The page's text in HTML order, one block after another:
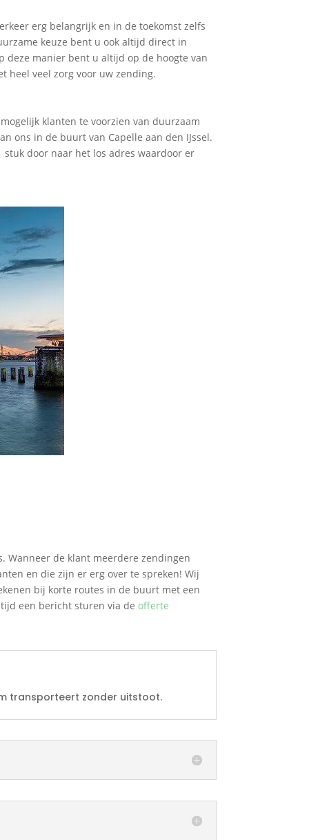
erg belangrijk en in de toekomst zelfs
keuze bent u ook altijd direct in
deze manier bent u altijd op de hoogte van
veel zorg voor uw zending.
klanten te voorzien van duurzaam
ons in de buurt van Capelle aan den IJssel.
door naar het los adres waardoor er
Wanneer de klant meerdere zendingen
en die zijn er erg over te spreken! Wij
bij korte routes in de buurt met een
een bericht sturen via de offerte
transporteert zonder uitstoot.